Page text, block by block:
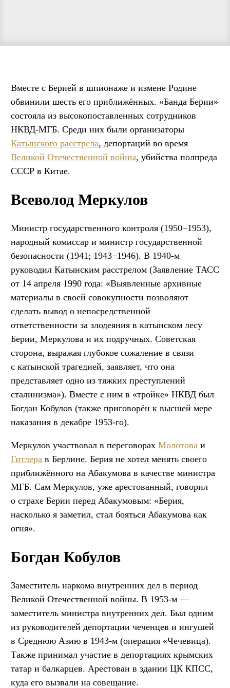
Вместе с Берией в шпионаже и измене Родине
обвинили шесть его приближённых. «Банда Берии»
состояла из высокопоставленных сотрудников
НКВД-МГБ. Среди них были организаторы
Катынского расстрела, депортаций во время
Великой Отечественной войны, убийства полпреда
СССР в Китае.
Всеволод Меркулов
Министр государственного контроля (1950−1953),
народный комиссар и министр государственной
безопасности (1941; 1943−1946). В 1940-м
руководил Катынским расстрелом (Заявление ТАСС
от 14 апреля 1990 года: «Выявленные архивные
материалы в своей совокупности позволяют
сделать вывод о непосредственной
ответственности за злодеяния в катынском лесу
Берии, Меркулова и их подручных. Советская
сторона, выражая глубокое сожаление в связи
с катынской трагедией, заявляет, что она
представляет одно из тяжких преступлений
сталинизма»). Вместе с ним в «тройке» НКВД был
Богдан Кобулов (также приговорён к высшей мере
наказания в декабре 1953-го).
Меркулов участвовал в переговорах Молотова и
Гитлера в Берлине. Берия не хотел менять своего
приближённого на Абакумова в качестве министра
МГБ. Сам Меркулов, уже арестованный, говорил
о страхе Берии перед Абакумовым: «Берия,
насколько я заметил, стал бояться Абакумова как
огня».
Богдан Кобулов
Заместитель наркома внутренних дел в период
Великой Отечественной войны. В 1953-м —
заместитель министра внутренних дел. Был одним
из руководителей депортации чеченцев и ингушей
в Среднюю Азию в 1943-м (операция «Чечевица).
Также принимал участие в депортациях крымских
татар и балкарцев. Арестован в здании ЦК КПСС,
куда его вызвали на совещание.